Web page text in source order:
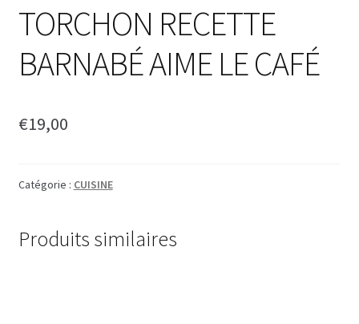
TORCHON RECETTE
BARNABÉ AIME LE CAFÉ
€19,00
Catégorie : CUISINE
Produits similaires